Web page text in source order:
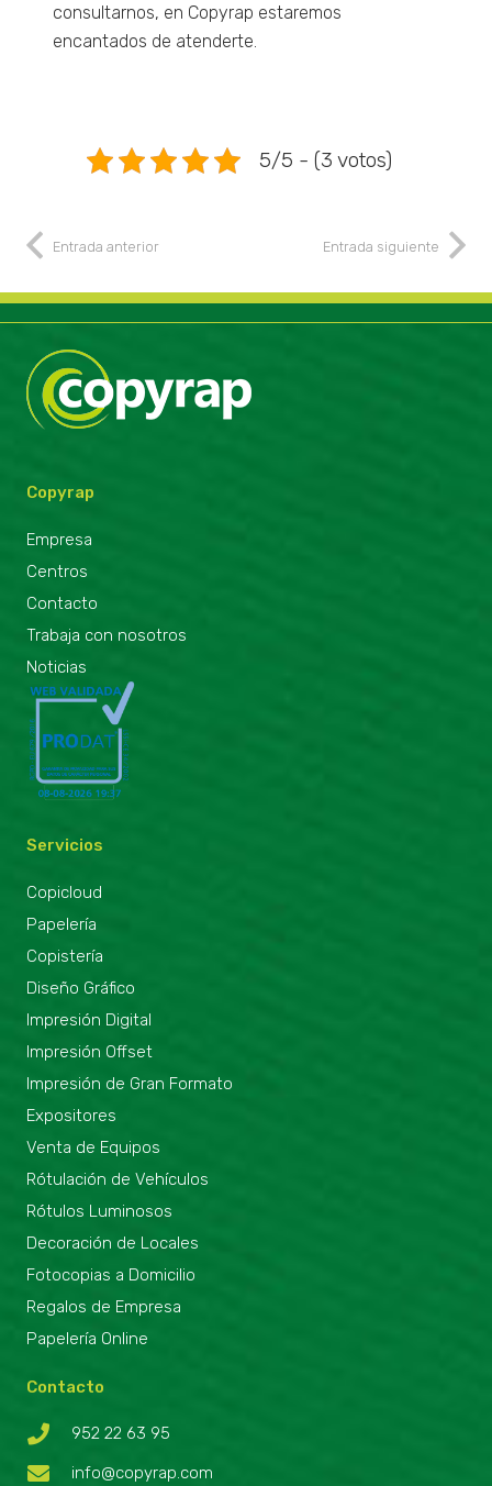
consultarnos, en Copyrap estaremos
encantados de atenderte.
5/5 - (3 votos)
Entrada anterior Entrada siguiente
Copyrap
Empresa
Centros
Contacto
Trabaja con nosotros
Noticias
Servicios
Copicloud
Papelería
Copistería
Diseño Gráfico
Impresión Digital
Impresión Offset
Impresión de Gran Formato
Expositores
Venta de Equipos
Rótulación de Vehículos
Rótulos Luminosos
Decoración de Locales
Fotocopias a Domicilio
Regalos de Empresa
Papelería Online
Contacto
952 22 63 95
info@copyrap.com